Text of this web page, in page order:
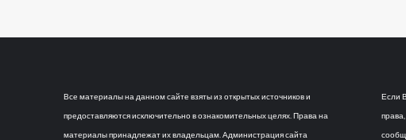
Все материалы на данном сайте взяты из открытых источников и
предоставляются исключительно в ознакомительных целях. Права на
материалы принадлежат их владельцам. Администрация сайта
Если